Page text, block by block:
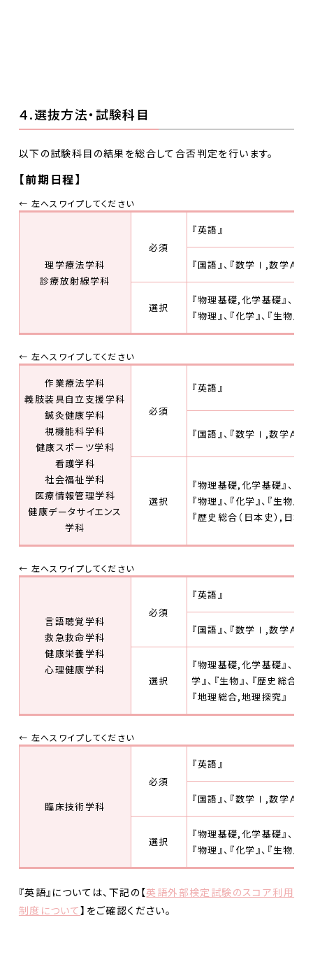
４.選抜方法・試験科目
以下の試験科目の結果を総合して合否判定を行います。
【前期日程】
理学療法学科
診療放射線学科
必須
『英語』
『国語』、『数学Ⅰ,数学Ａ
選択
『物理基礎,化学基礎』、『
『物理』、『化学』、『生物』
作業療法学科
義肢装具自立支援学科
鍼灸健康学科
視機能科学科
健康スポーツ学科
看護学科
社会福祉学科
医療情報管理学科
健康データサイエンス
学科
必須
『英語』
『国語』、『数学Ⅰ,数学Ａ
選択
『物理基礎,化学基礎』、『
『物理』、『化学』、『生物
『歴史総合（日本史）,日本
言語聴覚学科
救急救命学科
健康栄養学科
心理健康学科
必須
『英語』
『国語』、『数学Ⅰ,数学Ａ
選択
『物理基礎,化学基礎』、『
学』、『生物』、『歴史総合
『地理総合,地理探究』 か
臨床技術学科
必須
『英語』
『国語』、『数学Ⅰ,数学Ａ
選択
『物理基礎,化学基礎』、『
『物理』、『化学』、『生物
『英語』については、下記の【英語外部検定試験のスコア利用
制度について】をご確認ください。